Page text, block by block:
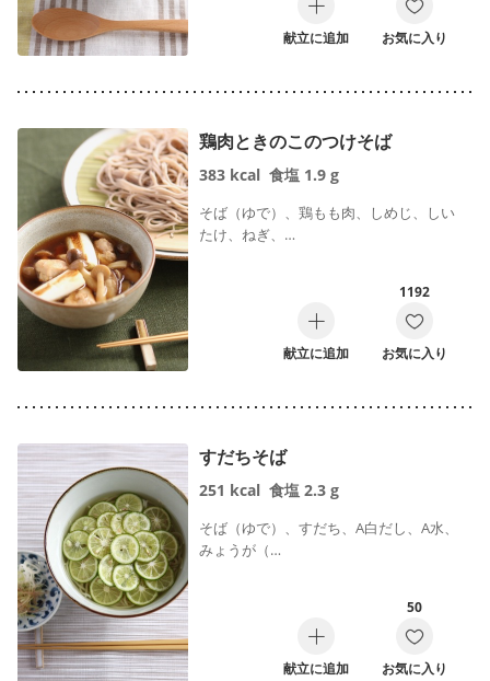
献立に追加 お気に入り
鶏肉ときのこのつけそば
383 kcal 食塩 1.9 g
そば（ゆで）、鶏もも肉、しめじ、しい
たけ、ねぎ、…
献立に追加
1192
お気に入り
すだちそば
251 kcal 食塩 2.3 g
そば（ゆで）、すだち、A白だし、A水、
みょうが（…
献立に追加
50
お気に入り